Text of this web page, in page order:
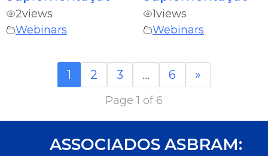
2views
Webinars
1views
Webinars
1 2 3 … 6 »
Page 1 of 6
ASSOCIADOS ASBRAM: